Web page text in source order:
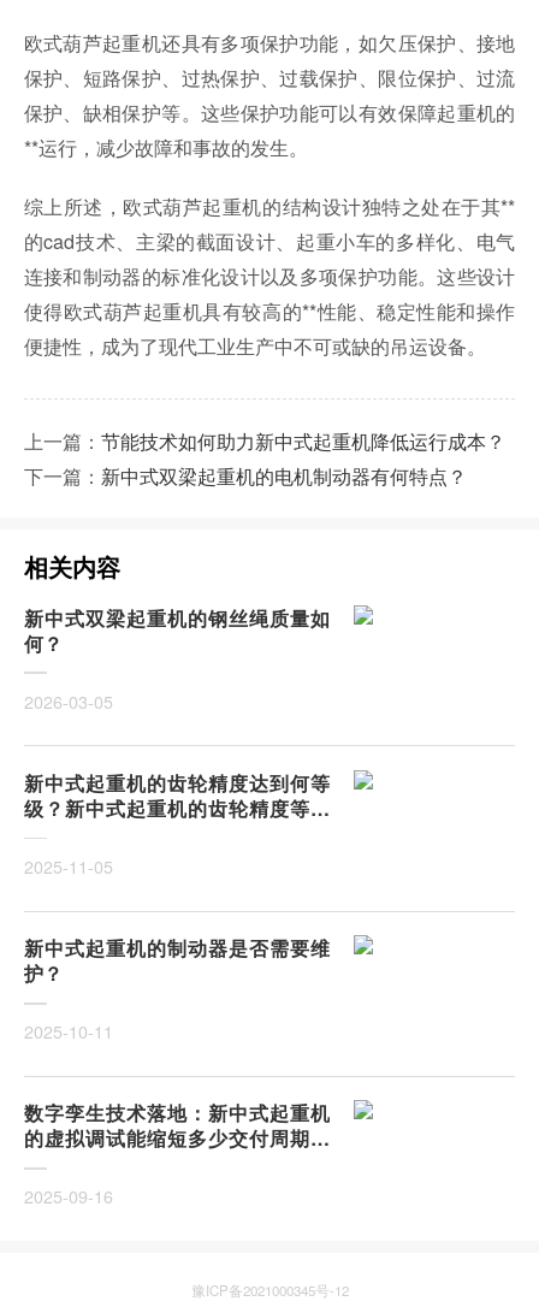
欧式葫芦起重机还具有多项保护功能，如欠压保护、接地
保护、短路保护、过热保护、过载保护、限位保护、过流
保护、缺相保护等。这些保护功能可以有效保障起重机的
**运行，减少故障和事故的发生。
综上所述，欧式葫芦起重机的结构设计独特之处在于其**
的cad技术、主梁的截面设计、起重小车的多样化、电气
连接和制动器的标准化设计以及多项保护功能。这些设计
使得欧式葫芦起重机具有较高的**性能、稳定性能和操作
便捷性，成为了现代工业生产中不可或缺的吊运设备。
上一篇： 节能技术如何助力新中式起重机降低运行成本？
下一篇： 新中式双梁起重机的电机制动器有何特点？
相关内容
新中式双梁起重机的钢丝绳质量如
何？
2026-03-05
新中式起重机的齿轮精度达到何等
级？新中式起重机的齿轮精度等级
解析
2025-11-05
新中式起重机的制动器是否需要维
护？
2025-10-11
数字孪生技术落地：新中式起重机
的虚拟调试能缩短多少交付周期？
从物理样机到数字镜像，调试成本
能否降低50%以上？
2025-09-16
豫ICP备2021000345号-12